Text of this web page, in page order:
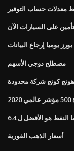
​​معدلات حساب التوفير
على السيارات الآن
يوميا إرجاع البيانات
مصطلح دوجي الأسهم
هونج كونج شركة محدودة
أسعار الذهب الفورية